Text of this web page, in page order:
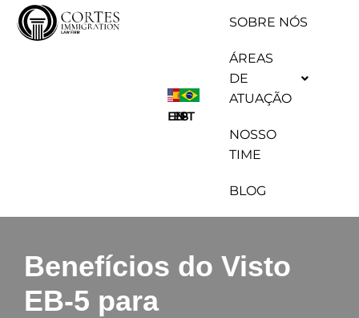
Pular
SOBRE NÓS
ÁREAS
DE
ATUAÇÃO
NOSSO
TIME
BLOG
EN
ESPT
Benefícios do Visto
EB-5 para